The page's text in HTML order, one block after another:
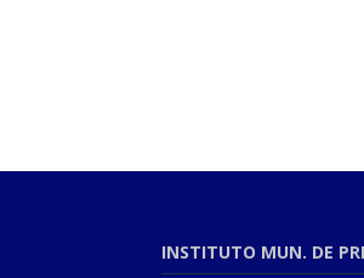
INSTITUTO MUN. DE